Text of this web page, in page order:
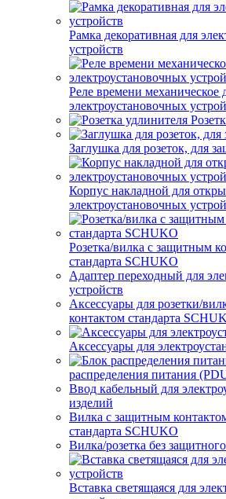
Рамка декоративная для
устройств
Реле времени механическое
электроустановочных
Заглушка для розеток, для
Корпус накладной для
электроустановочных
Розетка/вилка с защитным
стандарта SCHUKO
Адаптер переходный для
устройств
Аксессуары для розетки/
контактом стандарта
Аксессуары для
распределения питания
Ввод кабельный для
изделий
Вилка с защитным
стандарта SCHUKO
Вилка/розетка без
Вставка светящаяся для